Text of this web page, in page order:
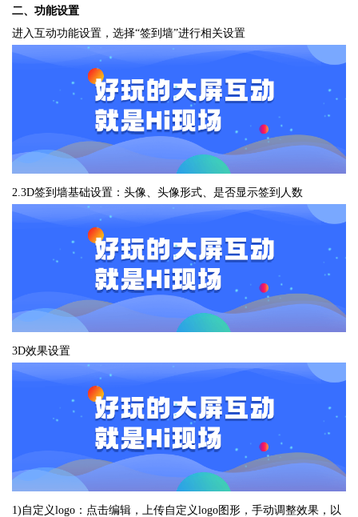
二、功能设置
进入互动功能设置，选择“签到墙”进行相关设置
2.3D签到墙基础设置：头像、头像形式、是否显示签到人数
3D效果设置
1)自定义logo：点击编辑，上传自定义logo图形，手动调整效果，以